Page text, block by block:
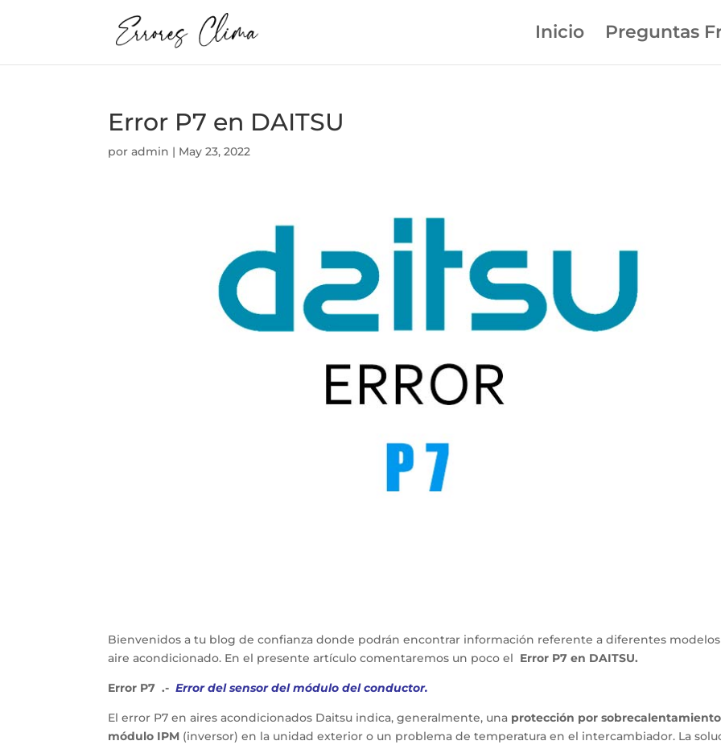
Inicio Preguntas
Error P7 en DAITSU
poradmin | May 23, 2022
Bienvenidos a tu blog de confianza donde podrán encontrar información referente a diferentes
aire acondicionado. En el presente artículo comentaremos un poco el Error P7 en DAITSU.
Error P7 .- Error del sensor del módulo del conductor.
El error P7 en aires acondicionados Daitsu indica, generalmente, una protección por
módulo IPM (inversor) en la unidad exterior o un problema de temperatura en el intercambiador. La